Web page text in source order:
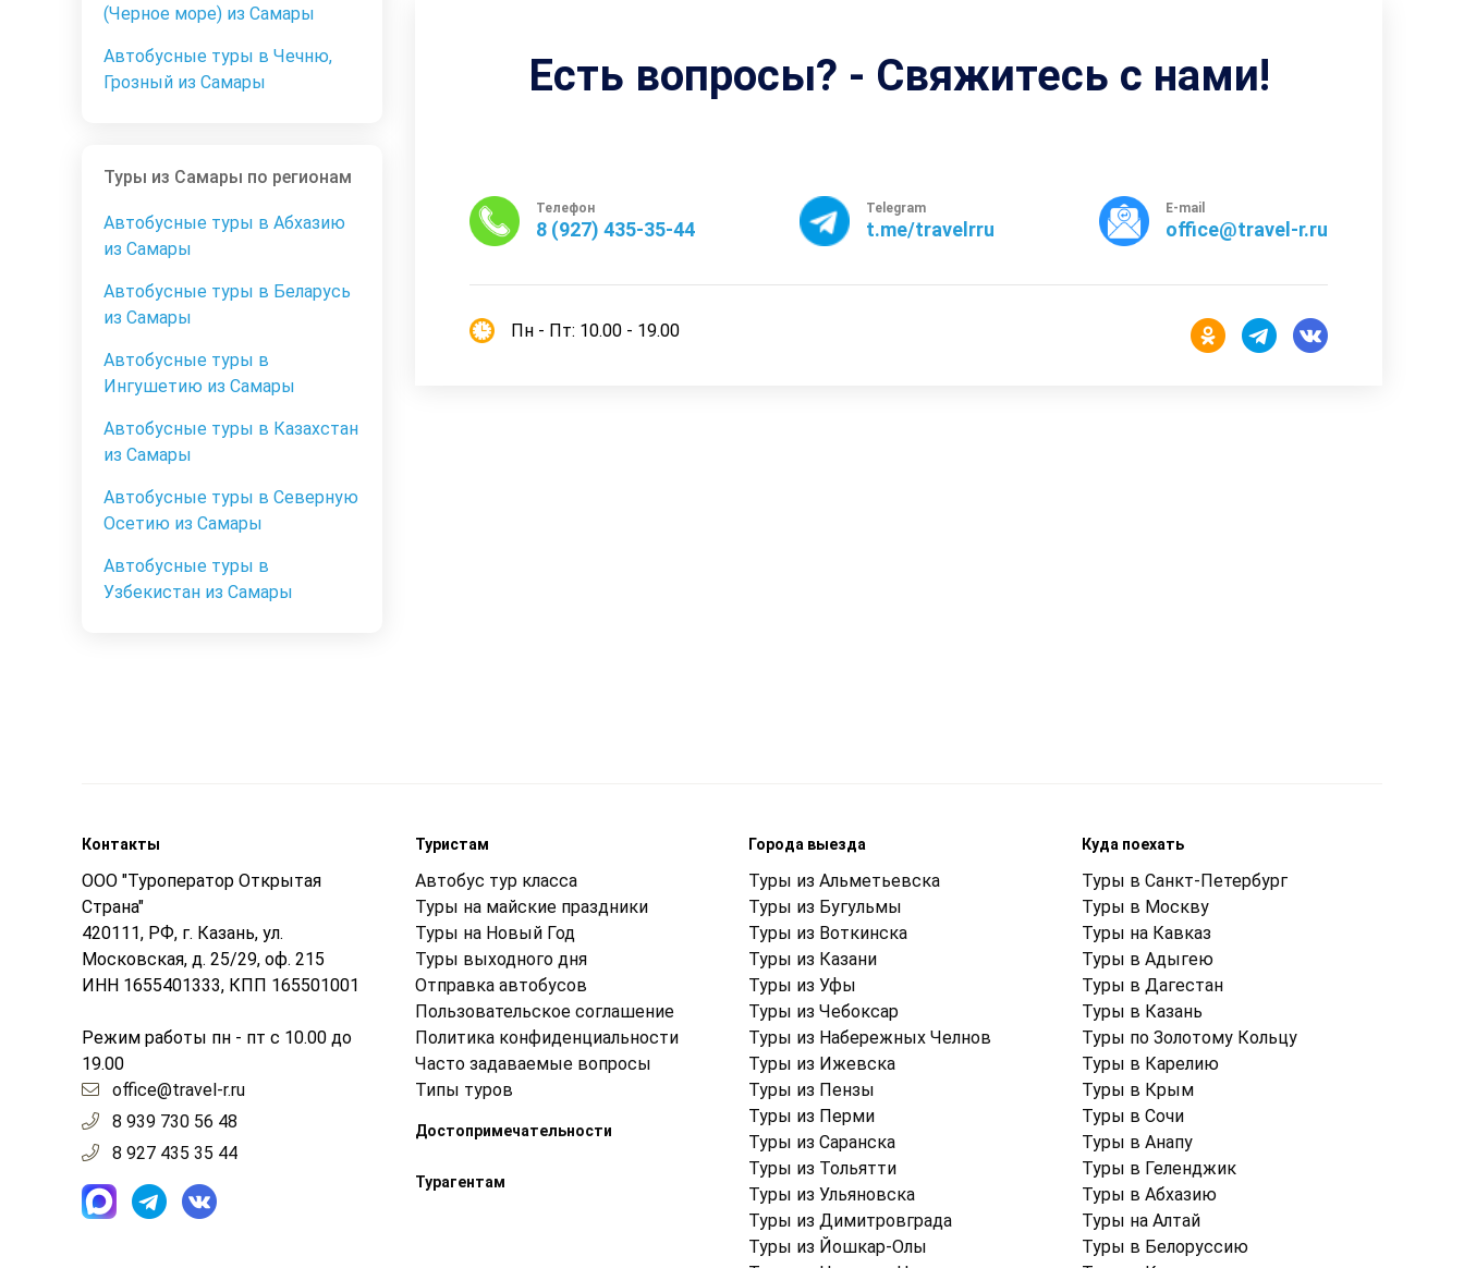
(Черное море) из Самары
Автобусные туры в Чечню,
Грозный из Самары
Туры из Самары по регионам
Автобусные туры в Абхазию
из Самары
Автобусные туры в Беларусь
из Самары
Автобусные туры в
Ингушетию из Самары
Автобусные туры в Казахстан
из Самары
Автобусные туры в Северную
Осетию из Самары
Автобусные туры в
Узбекистан из Самары
Есть вопросы? - Свяжитесь с нами!
Телефон
8 (927) 435-35-44
Telegram
t.me/travelrru
E-mail
office@travel-r.ru
Пн - Пт: 10.00 - 19.00
Контакты
ООО "Туроператор Открытая
Страна"
420111, РФ, г. Казань, ул.
Московская, д. 25/29, оф. 215
ИНН 1655401333, КПП 165501001
Режим работы пн - пт с 10.00 до
19.00
office@travel-r.ru
8 939 730 56 48
8 927 435 35 44
Туристам
Автобус тур класса
Туры на майские праздники
Туры на Новый Год
Туры выходного дня
Отправка автобусов
Пользовательское соглашение
Политика конфиденциальности
Часто задаваемые вопросы
Типы туров
Достопримечательности
Турагентам
Города выезда
Туры из Альметьевска
Туры из Бугульмы
Туры из Воткинска
Туры из Казани
Туры из Уфы
Туры из Чебоксар
Туры из Набережных Челнов
Туры из Ижевска
Туры из Пензы
Туры из Перми
Туры из Саранска
Туры из Тольятти
Туры из Ульяновска
Туры из Димитровграда
Туры из Йошкар-Олы
Куда поехать
Туры в Санкт-Петербург
Туры в Москву
Туры на Кавказ
Туры в Адыгею
Туры в Дагестан
Туры в Казань
Туры по Золотому Кольцу
Туры в Карелию
Туры в Крым
Туры в Cочи
Туры в Анапу
Туры в Геленджик
Туры в Абхазию
Туры на Алтай
Туры в Белоруссию